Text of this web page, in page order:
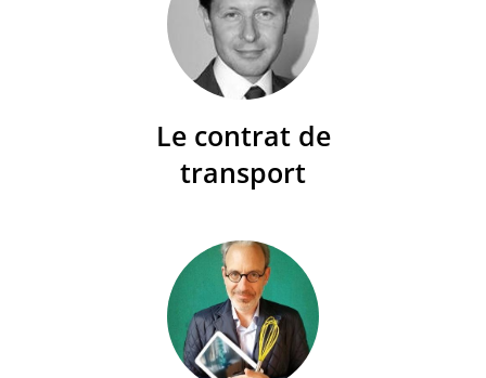
Le contrat de
transport